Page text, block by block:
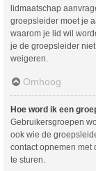
lidmaatschap
groepsleider moet je
waarom je lid wil
je de groepsleider
weigeren.
Omhoog
Hoe word ik een
Gebruikersgroepen
ook wie de
contact opnemen met
te sturen.